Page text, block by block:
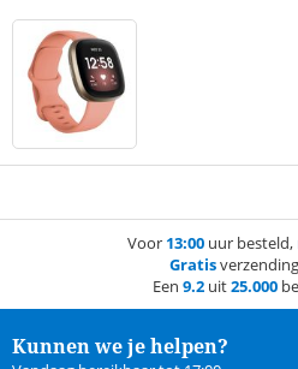
Voor 13:00uur besteld,
Gratis
Een 9.2 uit25.000
Kunnen we je helpen?